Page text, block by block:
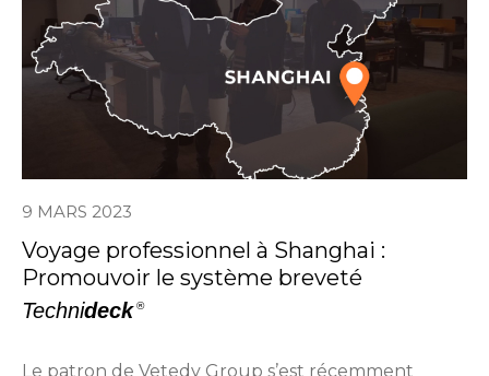
9 MARS 2023
Voyage professionnel à Shanghai :
Promouvoir le système breveté
Technideck ®
Le patron de Vetedy Group s’est récemment